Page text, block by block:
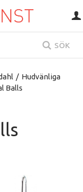
SÖK
/ Hudvänliga
Balls